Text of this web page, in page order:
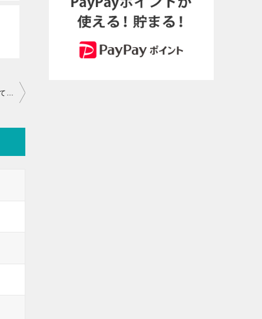
東京|誕生日月にポケモンセンター行って、かごいっぱい商品を買ってみた！！！